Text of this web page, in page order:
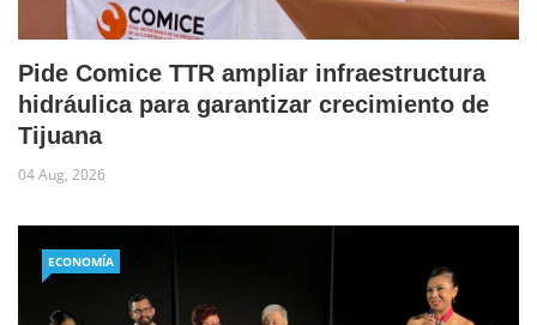
Pide Comice TTR ampliar infraestructura
hidráulica para garantizar crecimiento de
Tijuana
04 Aug, 2026
ECONOMÍA